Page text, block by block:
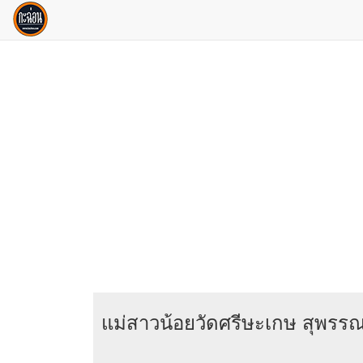
แม่สาวน้อยวัดศรีษะเกษ สุพรร